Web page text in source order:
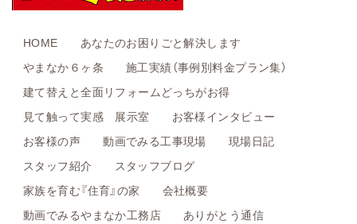
HOME
あなたのお困りごと解決します
やまなか６ヶ条
施工実績（事例別料金プラン集）
建て替えと全面リフォームどっちがお得
見て触って実感 展示室
お客様インタビュー
お客様の声
動画でみる工事現場
現場日記
スタッフ紹介
スタッフブログ
家族を育む『住育』の家
会社概要
動画でみるやまなか工務店
ありがとう通信